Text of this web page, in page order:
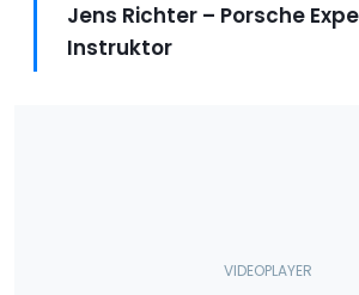
Jens Richter – Porsche
Instruktor